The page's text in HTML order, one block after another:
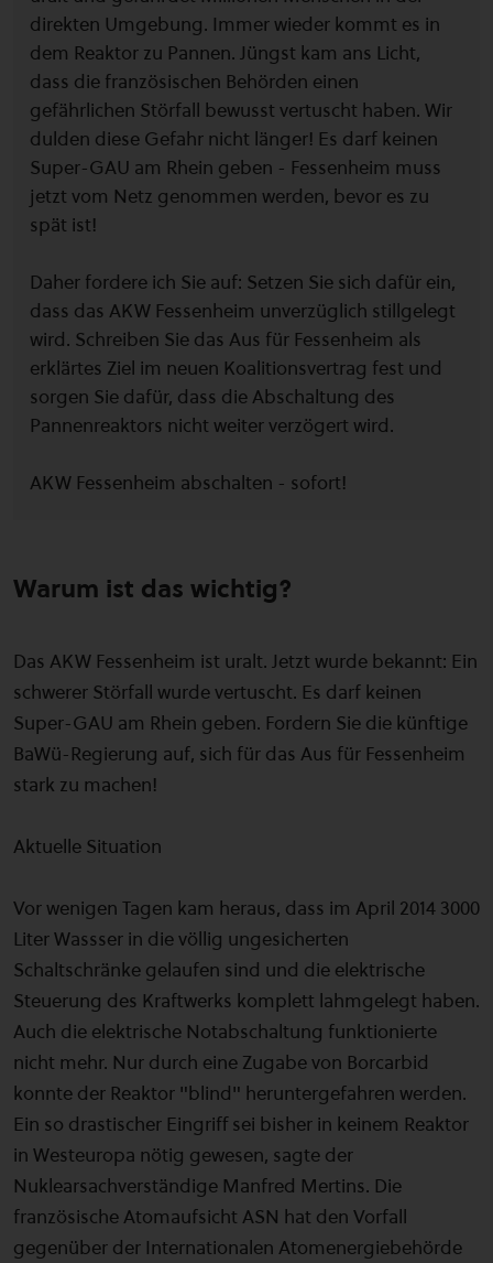
direkten Umgebung. Immer wieder kommt es in
dem Reaktor zu Pannen. Jüngst kam ans Licht,
dass die französischen Behörden einen
gefährlichen Störfall bewusst vertuscht haben. Wir
dulden diese Gefahr nicht länger! Es darf keinen
Super-GAU am Rhein geben - Fessenheim muss
jetzt vom Netz genommen werden, bevor es zu
spät ist!
Daher fordere ich Sie auf: Setzen Sie sich dafür ein,
dass das AKW Fessenheim unverzüglich stillgelegt
wird. Schreiben Sie das Aus für Fessenheim als
erklärtes Ziel im neuen Koalitionsvertrag fest und
sorgen Sie dafür, dass die Abschaltung des
Pannenreaktors nicht weiter verzögert wird.
AKW Fessenheim abschalten - sofort!
Warum ist das wichtig?
Das AKW Fessenheim ist uralt. Jetzt wurde bekannt: Ein
schwerer Störfall wurde vertuscht. Es darf keinen
Super-GAU am Rhein geben. Fordern Sie die künftige
BaWü-Regierung auf, sich für das Aus für Fessenheim
stark zu machen!
Aktuelle Situation
Vor wenigen Tagen kam heraus, dass im April 2014 3000
Liter Wassser in die völlig ungesicherten
Schaltschränke gelaufen sind und die elektrische
Steuerung des Kraftwerks komplett lahmgelegt haben.
Auch die elektrische Notabschaltung funktionierte
nicht mehr. Nur durch eine Zugabe von Borcarbid
konnte der Reaktor "blind" heruntergefahren werden.
Ein so drastischer Eingriff sei bisher in keinem Reaktor
in Westeuropa nötig gewesen, sagte der
Nuklearsachverständige Manfred Mertins. Die
französische Atomaufsicht ASN hat den Vorfall
gegenüber der Internationalen Atomenergiebehörde